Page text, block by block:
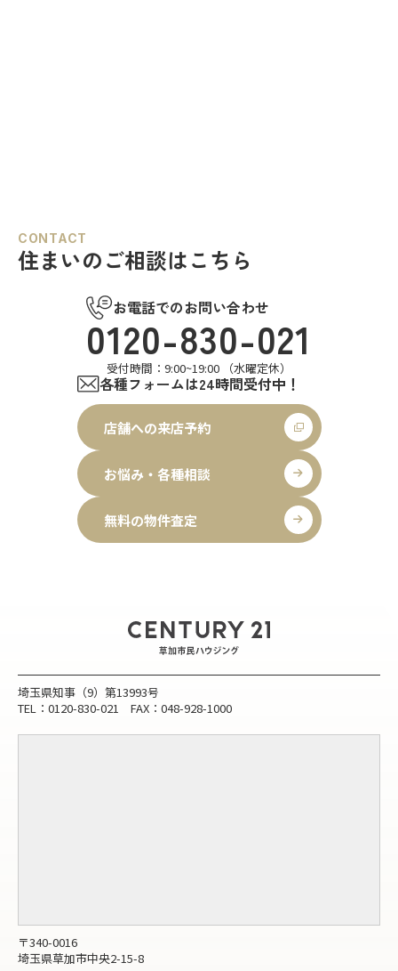
CONTACT
住まいのご相談はこちら
お電話でのお問い合わせ
0120-830-021
受付時間：9:00~19:00 （水曜定休）
各種フォームは24時間受付中！
店舗への来店予約
お悩み・各種相談
無料の物件査定
埼玉県知事（9）第13993号
TEL：0120-830-021 FAX：048-928-1000
〒340-0016
埼玉県草加市中央2-15-8